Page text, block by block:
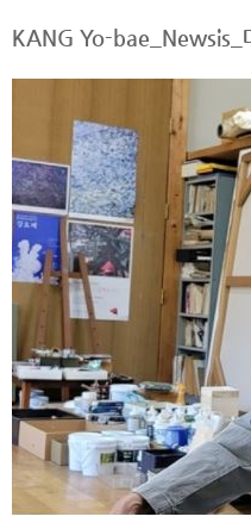
KANG Yo-bae_Newsis_